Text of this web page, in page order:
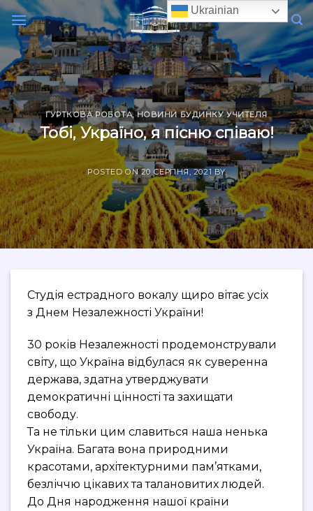
Skip
content
ГУРТКОВА РОБОТА,НОВИНИ БУДИНКУ УЧИТЕЛЯ
Тобі, Україно, я пісню співаю!
POSTED ON20 СЕРПНЯ, 2021 BY
Студія естрадного вокалу щиро вітає усіх
з Днем Незалежності України!
30 років Незалежності продемонстрували
світу, що Україна відбулася як суверенна
держава, здатна утверджувати
демократичні цінності та захищати
свободу.
Та не тільки цим славиться наша ненька
Україна. Багата вона природними
красотами, архітектурними пам’ятками,
безліччю цікавих та талановитих людей.
До Дня народження нашої країни
Ukrainian